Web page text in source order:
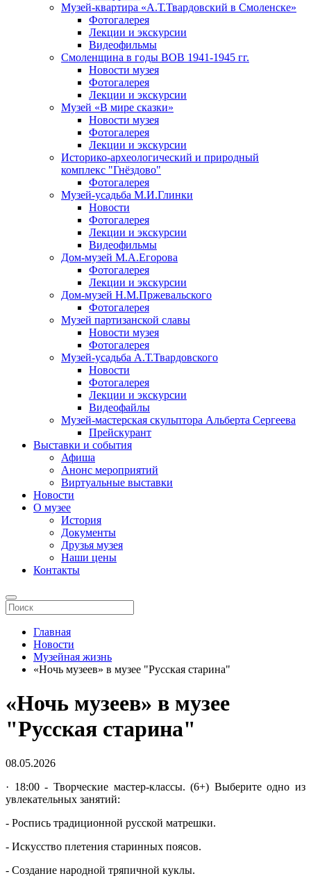
Музей-квартира «А.Т.Твардовский в Смоленске»
Фотогалерея
Лекции и экскурсии
Видеофильмы
Смоленщина в годы ВОВ 1941-1945 гг.
Новости музея
Фотогалерея
Лекции и экскурсии
Музей «В мире сказки»
Новости музея
Фотогалерея
Лекции и экскурсии
Историко-археологический и природный
комплекс "Гнёздово"
Фотогалерея
Музей-усадьба М.И.Глинки
Новости
Фотогалерея
Лекции и экскурсии
Видеофильмы
Дом-музей М.А.Егорова
Фотогалерея
Лекции и экскурсии
Дом-музей Н.М.Пржевальского
Фотогалерея
Музей партизанской славы
Новости музея
Фотогалерея
Музей-усадьба А.Т.Твардовского
Новости
Фотогалерея
Лекции и экскурсии
Видеофайлы
Музей-мастерская скульптора Альберта Сергеева
Прейскурант
Выставки и события
Афиша
Анонс мероприятий
Виртуальные выставки
Новости
О музее
История
Документы
Друзья музея
Наши цены
Контакты
Главная
Новости
Музейная жизнь
«Ночь музеев» в музее "Русская старина"
«Ночь музеев» в музее
"Русская старина"
08.05.2026
· 18:00 - Творческие мастер-классы. (6+) Выберите одно из
увлекательных занятий:
- Роспись традиционной русской матрешки.
- Искусство плетения старинных поясов.
- Создание народной тряпичной куклы.